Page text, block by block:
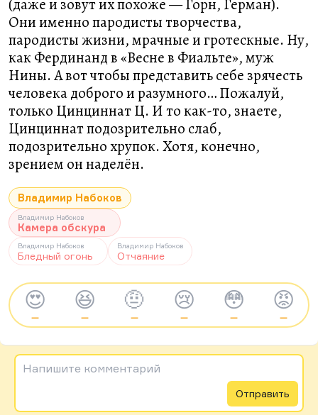
(даже и зовут их похоже — Горн, Герман).
Они именно пародисты творчества,
пародисты жизни, мрачные и гротескные. Ну,
как Фердинанд в «Весне в Фиальте», муж
Нины. А вот чтобы представить себе зрячесть
человека доброго и разумного… Пожалуй,
только Цинциннат Ц. И то как-то, знаете,
Цинциннат подозрительно слаб,
подозрительно хрупок. Хотя, конечно,
зрением он наделён.
Владимир Набоков
Владимир Набоков
Камера обскура
Владимир Набоков
Бледный огонь
Владимир Набоков
Отчаяние
😍
—
😆
—
🤨
—
😢
—
😳
—
😡
—
Напишите комментарий
Отправить